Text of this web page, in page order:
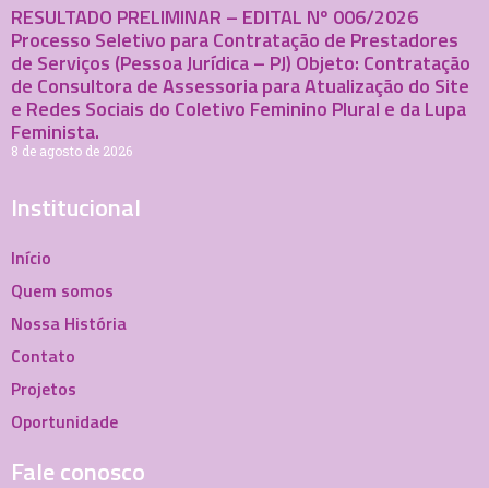
RESULTADO PRELIMINAR – EDITAL Nº 006/2026
Processo Seletivo para Contratação de Prestadores
de Serviços (Pessoa Jurídica – PJ) Objeto: Contratação
de Consultora de Assessoria para Atualização do Site
e Redes Sociais do Coletivo Feminino Plural e da Lupa
Feminista.
8 de agosto de 2026
Institucional
Início
Quem somos
Nossa História
Contato
Projetos
Oportunidade
Fale conosco